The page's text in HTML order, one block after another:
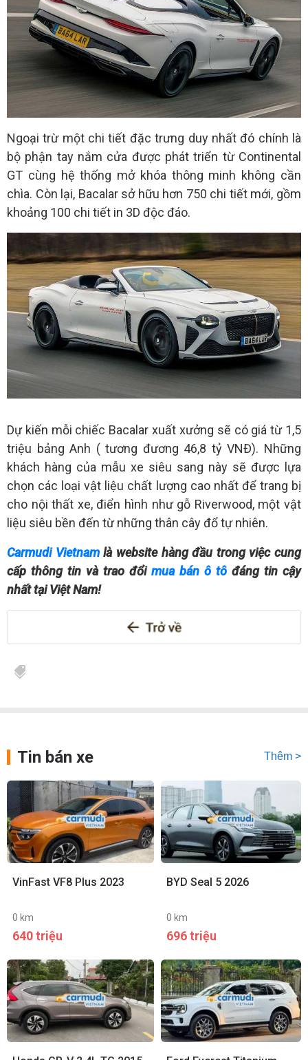
Ngoại trừ một chi tiết đặc trưng duy nhất đó chính là
bộ phận tay nắm cửa được phát triển từ Continental
GT cùng hệ thống mở khóa thông minh không cần
chìa. Còn lại, Bacalar sở hữu hơn 750 chi tiết mới, gồm
khoảng 100 chi tiết in 3D độc đáo.
Dự kiến mỗi chiếc Bacalar xuất xưởng sẽ có giá từ 1,5
triệu bảng Anh ( tương đương 46,8 tỷ VNĐ). Những
khách hàng của mẫu xe siêu sang này sẽ được lựa
chọn các loại vật liệu chất lượng cao nhất để trang bị
cho nội thất xe, điển hình như gỗ Riverwood, một vật
liệu siêu bền đến từ những thân cây đổ tự nhiên.
Carmudi Vietnamlà website hàng đầu trong việc cung
cấp thông tin và trao đổi mua bán ô tô đáng tin cậy
nhất tại Việt Nam!
Tin bán xe Thêm >
VinFast VF8 Plus 2023
0 km
640 triệu
BYD Seal 5 2026
0 km
696 triệu